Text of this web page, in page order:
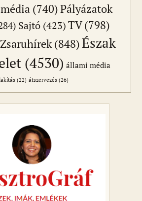
(740)Pályázatok
Sajtó (423)TV(798)
Zsaruhírek(848)Észak
(4530) állami média
(22) átszervezés (26)